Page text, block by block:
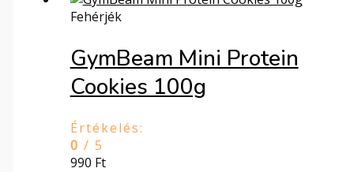
Fehérjék
GymBeam Mini Protein
Cookies 100g
Értékelés:
0 / 5
990 Ft